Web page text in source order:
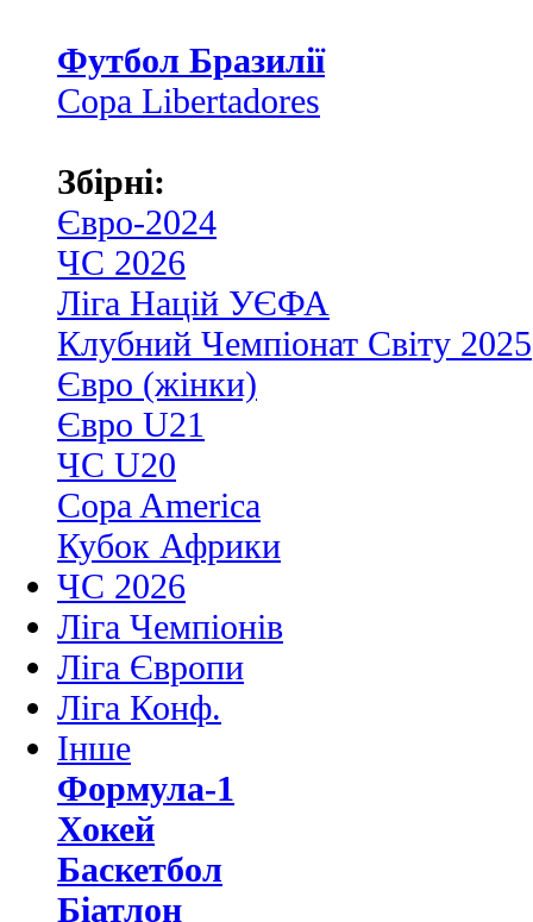
Футбол Бразилії
Copa Libertadores
Збірні:
Євро-2024
ЧС 2026
Ліга Націй УЄФА
Клубний Чемпіонат Світу 2025
Євро (жінки)
Євро U21
ЧС U20
Copa America
Кубок Африки
ЧС 2026
Ліга Чемпіонів
Ліга Європи
Ліга Конф.
Інше
Формула-1
Хокей
Баскетбол
Біатлон